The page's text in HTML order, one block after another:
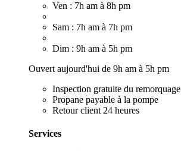
Ven : 7h am à 8h pm
Sam : 7h am à 7h pm
Dim : 9h am à 5h pm
Ouvert aujourd'hui de 9h am à 5h pm
Inspection gratuite du remorquage
Propane payable à la pompe
Retour client 24 heures
Services